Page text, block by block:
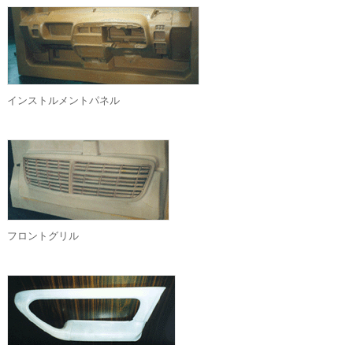
インストルメントパネル
フロントグリル